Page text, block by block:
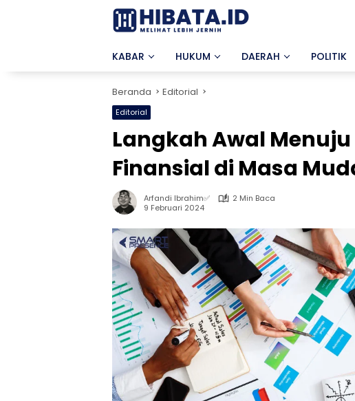
KABAR HUKUM DAERAH POLITIK
Beranda Editorial
Editorial
Langkah Awal
Finansial di Masa
Arfandi Ibrahim✅
2 Min Baca
9 Februari 2024